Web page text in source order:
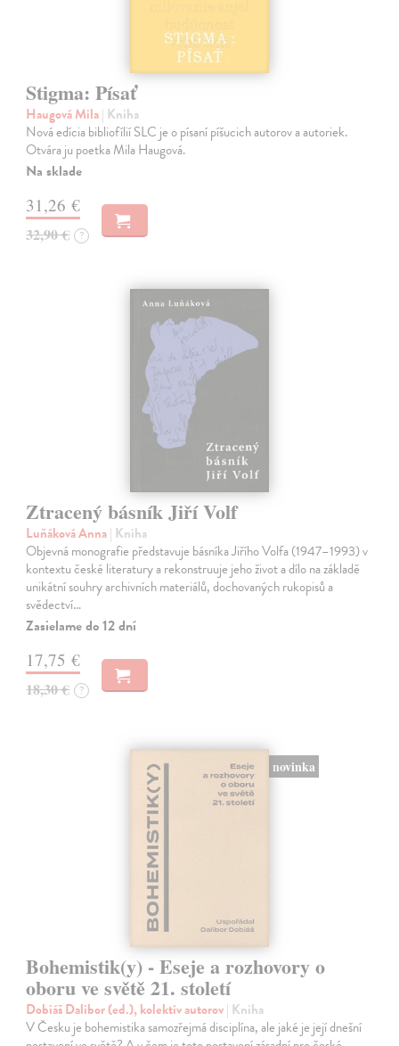
Stigma: Písať
Haugová Mila| Kniha
Nová edícia bibliofílií SLC je o písaní píšucich autorov a autoriek.
Otvára ju poetka Mila Haugová.
Na sklade
31,26 €
32,90 € ?
Ztracený básník Jiří Volf
Luňáková Anna| Kniha
Objevná monografie představuje básníka Jiřího Volfa (1947–1993) v
kontextu české literatury a rekonstruuje jeho život a dílo na základě
unikátní souhry archivních materiálů, dochovaných rukopisů a
svědectví…
Zasielame do 12 dní
17,75 €
18,30 € ?
novinka
Bohemistik(y) - Eseje a rozhovory o
oboru ve světě 21. století
Dobiáš Dalibor (ed.), kolektív autorov| Kniha
V Česku je bohemistika samozřejmá disciplína, ale jaké je její dnešní